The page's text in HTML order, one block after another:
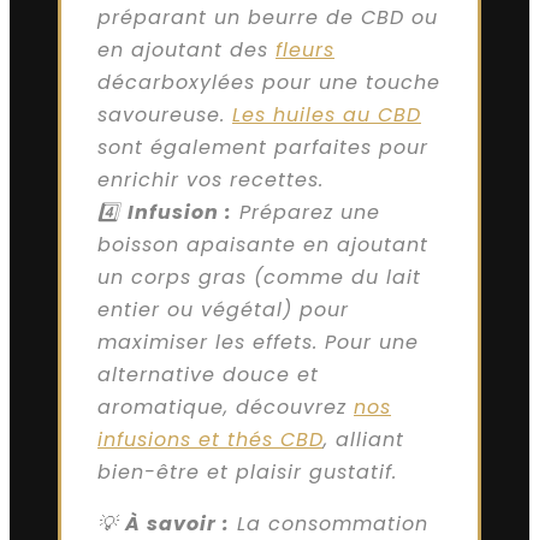
préparant un beurre de CBD ou
en ajoutant des fleurs
décarboxylées pour une touche
savoureuse. Les huiles au CBD
sont également parfaites pour
enrichir vos recettes.
4️⃣ Infusion : Préparez une
boisson apaisante en ajoutant
un corps gras (comme du lait
entier ou végétal) pour
maximiser les effets. Pour une
alternative douce et
aromatique, découvrez nos
infusions et thés CBD, alliant
bien-être et plaisir gustatif.
💡À savoir : La consommation